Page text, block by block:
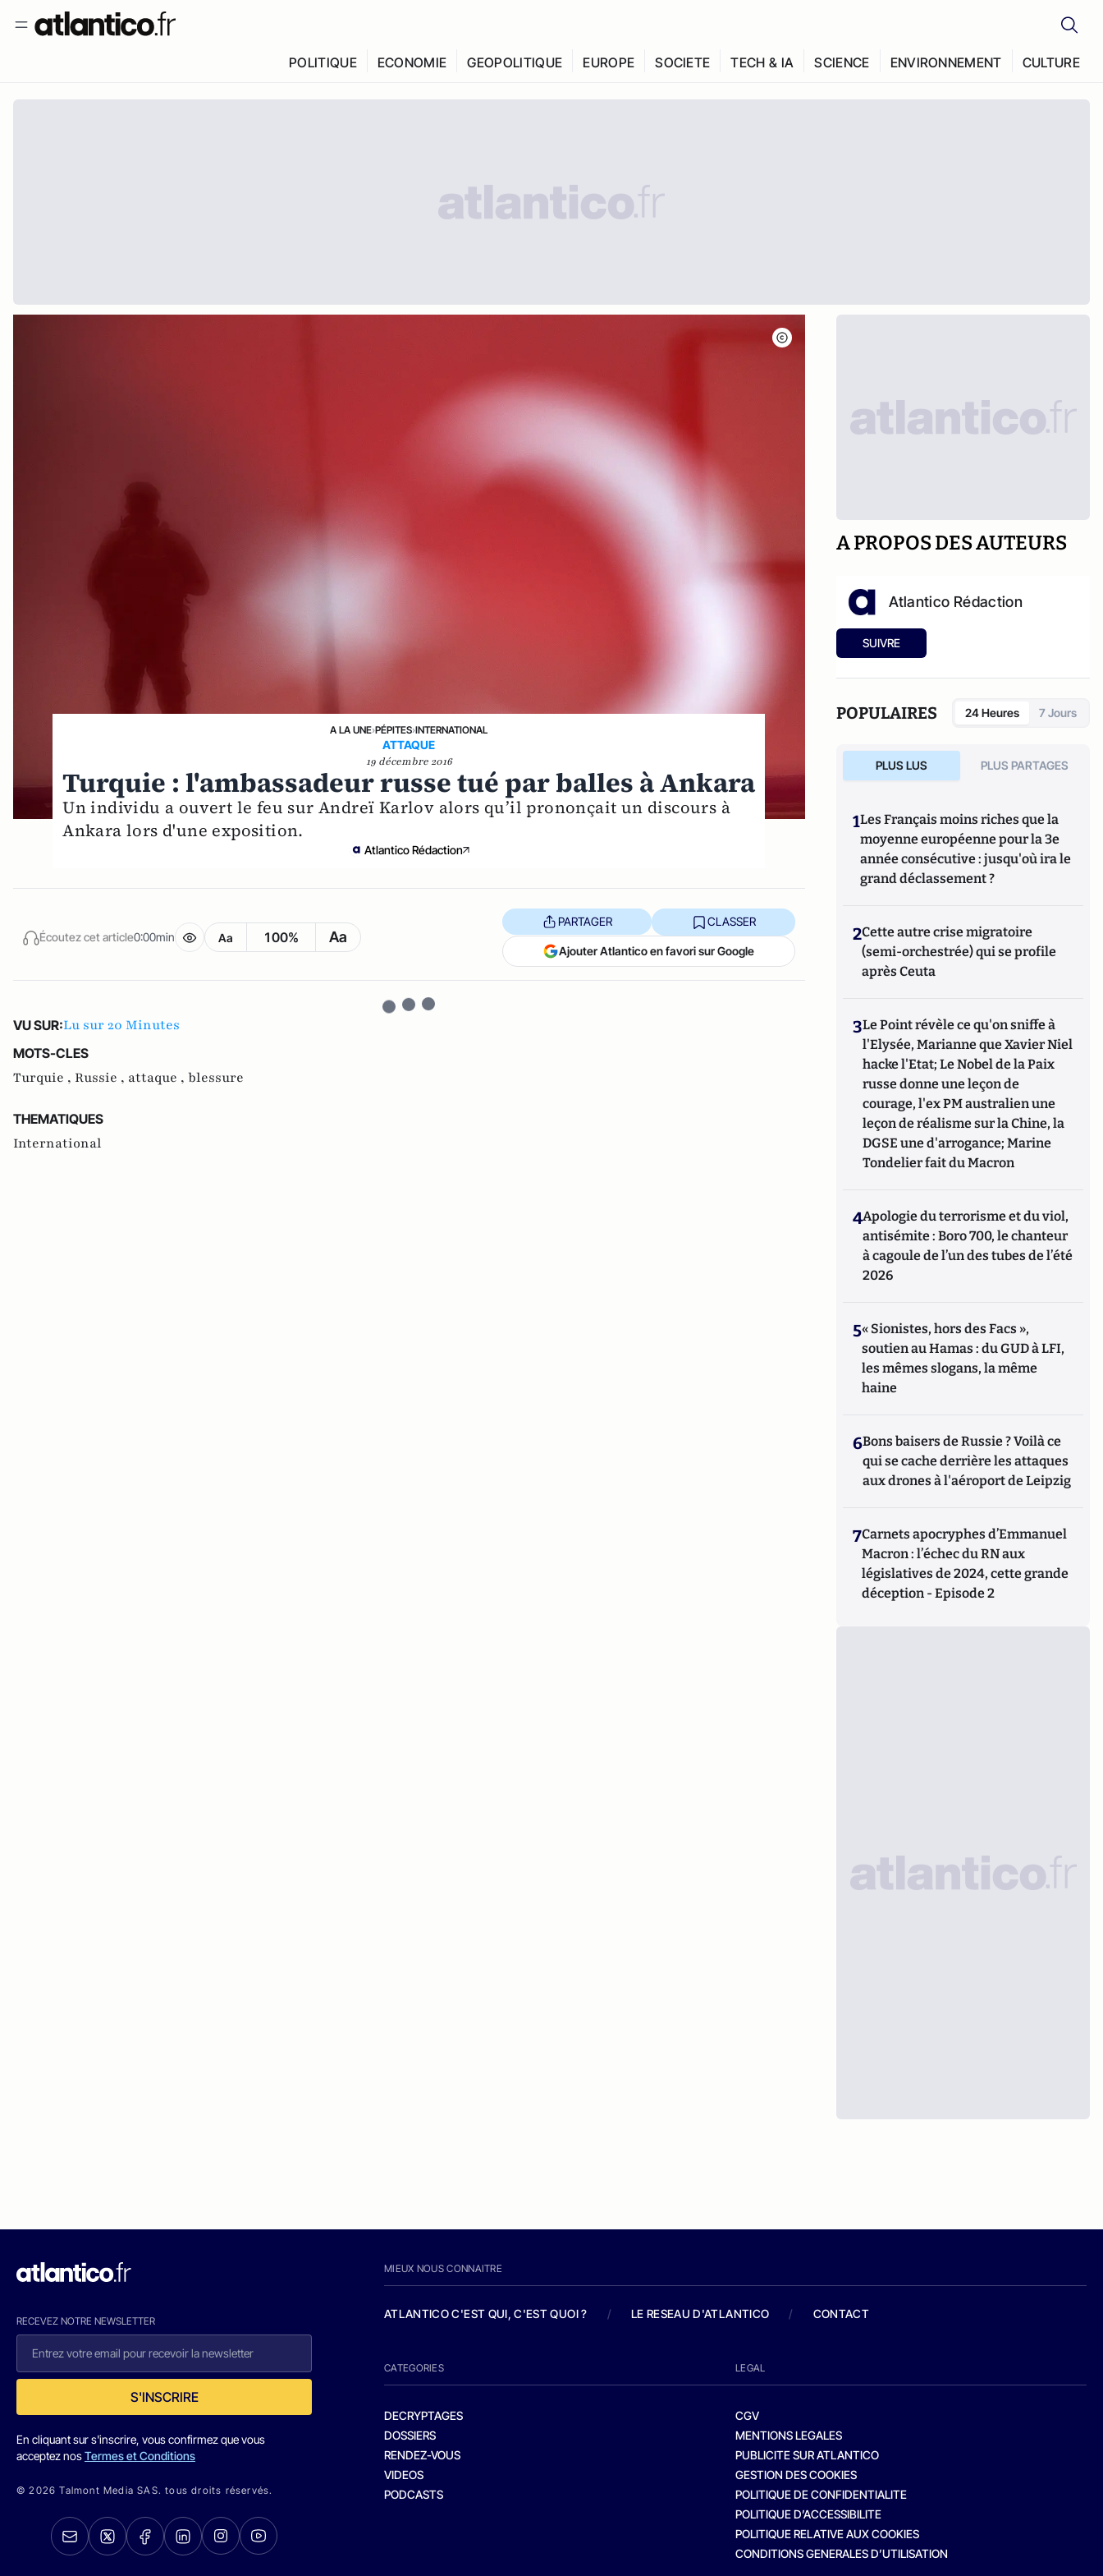
POLITIQUE ECONOMIE GEOPOLITIQUE EUROPE SOCIETE TECH & IA SCIENCE ENVIRONNEMENT CULTURE
A LA UNE›PÉPITES›INTERNATIONAL
ATTAQUE
19 décembre 2016
Turquie : l'ambassadeur russe tué par balles à Ankara
Un individu a ouvert le feu sur Andreï Karlov alors qu’il prononçait un discours à
Ankara lors d'une exposition.
Atlantico Rédaction
Écoutez cet article0:00min Aa 100% Aa
PARTAGER CLASSER
Ajouter Atlantico en favori sur Google
VU SUR:Lu sur 20 Minutes
MOTS-CLES
Turquie , Russie , attaque , blessure
THEMATIQUES
International
A PROPOS DES AUTEURS
Atlantico Rédaction
SUIVRE
POPULAIRES 24 Heures 7 Jours
PLUS LUS PLUS PARTAGES
1Les Français moins riches que la
moyenne européenne pour la 3e
année consécutive : jusqu'où ira le
grand déclassement ?
2Cette autre crise migratoire
(semi-orchestrée) qui se profile
après Ceuta
3Le Point révèle ce qu'on sniffe à
l'Elysée, Marianne que Xavier Niel
hacke l'Etat; Le Nobel de la Paix
russe donne une leçon de
courage, l'ex PM australien une
leçon de réalisme sur la Chine, la
DGSE une d'arrogance; Marine
Tondelier fait du Macron
4Apologie du terrorisme et du viol,
antisémite : Boro 700, le chanteur
à cagoule de l’un des tubes de l’été
2026
5« Sionistes, hors des Facs »,
soutien au Hamas : du GUD à LFI,
les mêmes slogans, la même
haine
6Bons baisers de Russie ? Voilà ce
qui se cache derrière les attaques
aux drones à l'aéroport de Leipzig
7Carnets apocryphes d’Emmanuel
Macron : l’échec du RN aux
législatives de 2024, cette grande
déception - Episode 2
RECEVEZ NOTRE NEWSLETTER
S'INSCRIRE
En cliquant sur s'inscrire, vous confirmez que vous
acceptez nosTermes et Conditions
© 2026 Talmont Media SAS. tous droits réservés.
MIEUX NOUS CONNAITRE
ATLANTICO C'EST QUI, C'EST QUOI ? / LE RESEAU D'ATLANTICO / CONTACT
CATEGORIES
DECRYPTAGES
DOSSIERS
RENDEZ-VOUS
VIDEOS
PODCASTS
LEGAL
CGV
MENTIONS LEGALES
PUBLICITE SUR ATLANTICO
GESTION DES COOKIES
POLITIQUE DE CONFIDENTIALITE
POLITIQUE D’ACCESSIBILITE
POLITIQUE RELATIVE AUX COOKIES
CONDITIONS GENERALES D’UTILISATION